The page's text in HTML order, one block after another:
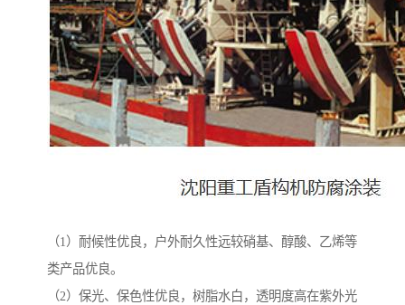
（1）耐候性优良，户外耐久性远较硝基、醇酸、乙烯等
类产品优良。
（2）保光、保色性优良，树脂水白，透明度高在紫外光